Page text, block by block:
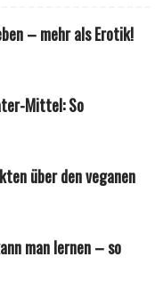
– mehr als Erotik!
Mittel: So
über den veganen
man lernen – so